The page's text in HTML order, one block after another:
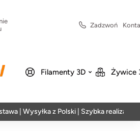
Zadzwoń
Filamenty 3D Żywice
z Polski | Szybka realizacja w 24h